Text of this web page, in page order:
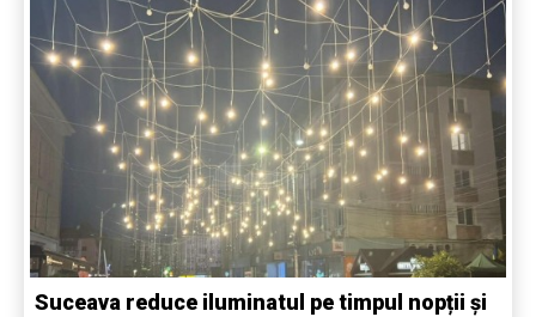
Suceava reduce iluminatul pe timpul nopții și